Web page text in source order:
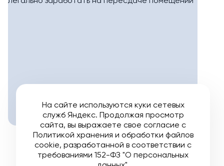
Субаренда коммерческой
недвижимости: как легально
На сайте используются куки сетевых
служб Яндекс. Продолжая просмотр
сайта, вы выражаете свое согласие с
Политикой хранения и обработки файлов
cookie, разработанной в соответствии с
требованиями 152-ФЗ "О персональных